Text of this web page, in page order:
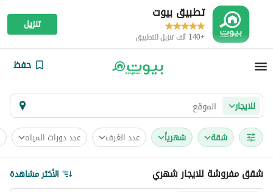
تطبيق بيوت
+140 ألف تنزيل للتطبيق
تنزيل
حفظ
للايجار
شقة
شهرياً عدد الغرف عدد دورات المياه
شقق مفروشة للايجار شهري الأكثر مشاهدة